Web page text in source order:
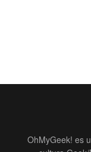
OhMyGeek! es